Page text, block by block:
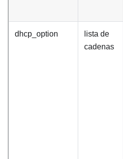
dhcp_option
lista de
cadenas